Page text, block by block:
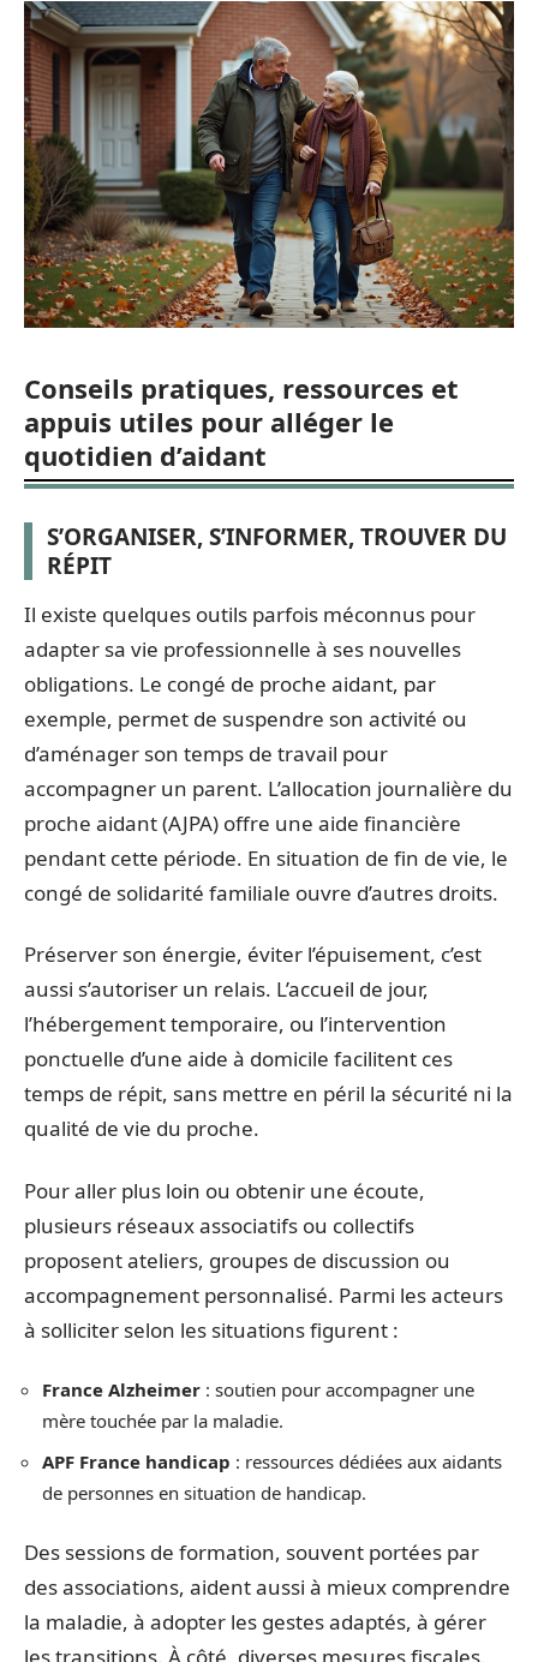
Conseils pratiques, ressources et
appuis utiles pour alléger le
quotidien d’aidant
S’ORGANISER, S’INFORMER, TROUVER DU
RÉPIT
Il existe quelques outils parfois méconnus pour
adapter sa vie professionnelle à ses nouvelles
obligations. Le congé de proche aidant, par
exemple, permet de suspendre son activité ou
d’aménager son temps de travail pour
accompagner un parent. L’allocation journalière du
proche aidant (AJPA) offre une aide financière
pendant cette période. En situation de fin de vie, le
congé de solidarité familiale ouvre d’autres droits.
Préserver son énergie, éviter l’épuisement, c’est
aussi s’autoriser un relais. L’accueil de jour,
l’hébergement temporaire, ou l’intervention
ponctuelle d’une aide à domicile facilitent ces
temps de répit, sans mettre en péril la sécurité ni la
qualité de vie du proche.
Pour aller plus loin ou obtenir une écoute,
plusieurs réseaux associatifs ou collectifs
proposent ateliers, groupes de discussion ou
accompagnement personnalisé. Parmi les acteurs
à solliciter selon les situations figurent :
France Alzheimer : soutien pour accompagner une
mère touchée par la maladie.
APF France handicap : ressources dédiées aux aidants
de personnes en situation de handicap.
Des sessions de formation, souvent portées par
des associations, aident aussi à mieux comprendre
la maladie, à adopter les gestes adaptés, à gérer